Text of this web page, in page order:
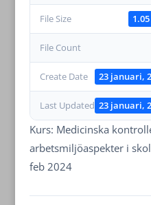
File Size
File Count
Create Date 23 januari,
Last Updated 23 januari,
Kurs: Medicinska
arbetsmiljöaspekter i
feb 2024